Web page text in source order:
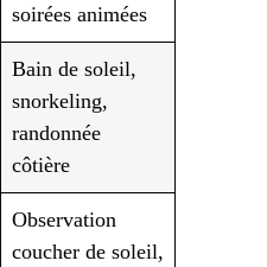
soirées animées
Bain de soleil,
snorkeling,
randonnée
côtière
Observation
coucher de soleil,